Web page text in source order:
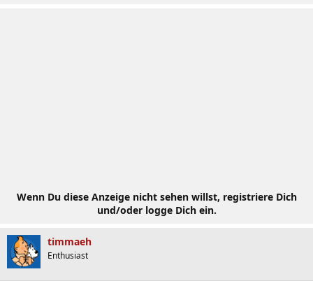
Grafikkarte:v101.34 Der Original-Treiber von Samsung
Grafikkarte:v169.25 OC geht, Helligkeit geht,
Grafikkarte:
Standbybug nicht vorhanden. Empfehlung!!
Soundkarte:
Wenn Du diese Anzeige nicht sehen willst, registriere Dich
und/oder logge Dich ein.
timmaeh
Enthusiast